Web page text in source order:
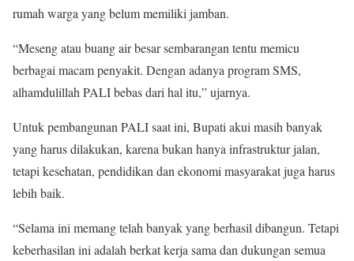
rumah warga yang belum memiliki jamban.
“Meseng atau buang air besar sembarangan tentu memicu
berbagai macam penyakit. Dengan adanya program SMS,
alhamdulillah PALI bebas dari hal itu,” ujarnya.
Untuk pembangunan PALI saat ini, Bupati akui masih banyak
yang harus dilakukan, karena bukan hanya infrastruktur jalan,
tetapi kesehatan, pendidikan dan ekonomi masyarakat juga harus
lebih baik.
“Selama ini memang telah banyak yang berhasil dibangun. Tetapi
keberhasilan ini adalah berkat kerja sama dan dukungan semua